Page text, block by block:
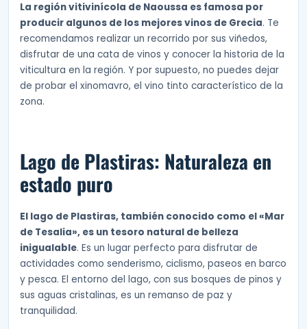
La región vitivinícola de Naoussa es famosa por
producir algunos de los mejores vinos de Grecia. Te
recomendamos realizar un recorrido por sus viñedos,
disfrutar de una cata de vinos y conocer la historia de la
viticultura en la región. Y por supuesto, no puedes dejar
de probar el xinomavro, el vino tinto característico de la
zona.
Lago de Plastiras: Naturaleza en
estado puro
El lago de Plastiras, también conocido como el «Mar
de Tesalia», es un tesoro natural de belleza
inigualable. Es un lugar perfecto para disfrutar de
actividades como senderismo, ciclismo, paseos en barco
y pesca. El entorno del lago, con sus bosques de pinos y
sus aguas cristalinas, es un remanso de paz y
tranquilidad.